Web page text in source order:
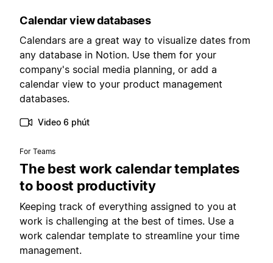
Calendar view databases
Calendars are a great way to visualize dates from
any database in Notion. Use them for your
company's social media planning, or add a
calendar view to your product management
databases.
Video 6 phút
For Teams
The best work calendar templates
to boost productivity
Keeping track of everything assigned to you at
work is challenging at the best of times. Use a
work calendar template to streamline your time
management.